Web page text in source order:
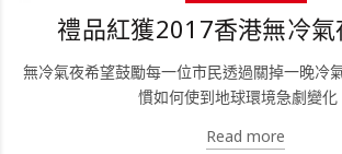
禮品紅獲2017香港無冷氣
無冷氣夜希望鼓勵每一位市民透過關掉一晚冷
慣如何使到地球環境急劇變化
Read more